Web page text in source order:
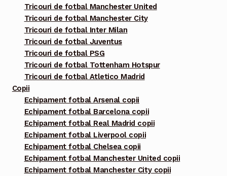
Tricouri de fotbal Manchester United
Tricouri de fotbal Manchester City
Tricouri de fotbal Inter Milan
Tricouri de fotbal Juventus
Tricouri de fotbal PSG
Tricouri de fotbal Tottenham Hotspur
Tricouri de fotbal Atletico Madrid
Copii
Echipament fotbal Arsenal copii
Echipament fotbal Barcelona copii
Echipament fotbal Real Madrid copii
Echipament fotbal Liverpool copii
Echipament fotbal Chelsea copii
Echipament fotbal Manchester United copii
Echipament fotbal Manchester City copii